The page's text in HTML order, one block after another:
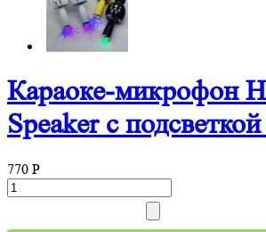
Караоке-микрофон
Speaker с
770 P